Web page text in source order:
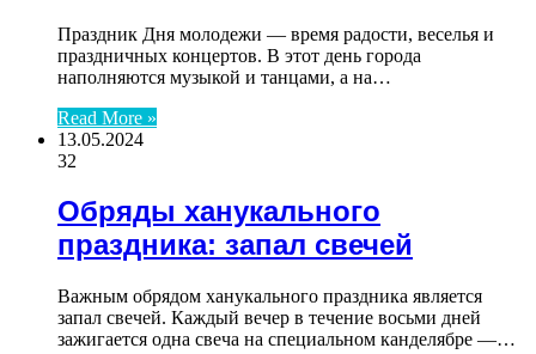
Праздник Дня молодежи — время радости, веселья и
праздничных концертов. В этот день города
наполняются музыкой и танцами, а на…
Read More »
13.05.2024
32
Обряды ханукального
праздника: запал свечей
Важным обрядом ханукального праздника является
запал свечей. Каждый вечер в течение восьми дней
зажигается одна свеча на специальном канделябре —…